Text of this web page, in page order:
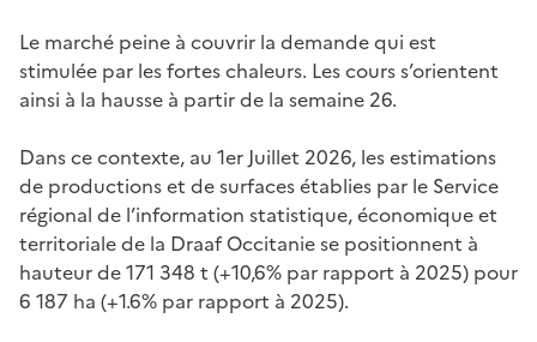
Le marché peine à couvrir la demande qui est
stimulée par les fortes chaleurs. Les cours s’orientent
ainsi à la hausse à partir de la semaine 26.
Dans ce contexte, au 1er Juillet 2026, les estimations
de productions et de surfaces établies par le Service
régional de l’information statistique, économique et
territoriale de la Draaf Occitanie se positionnent à
hauteur de 171 348 t (+10,6% par rapport à 2025) pour
6 187 ha (+1.6% par rapport à 2025).